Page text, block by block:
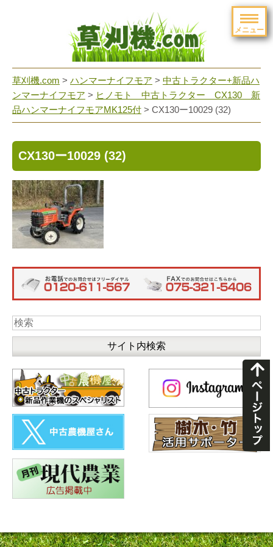
メニュー
草刈機.com > ハンマーナイフモア > 中古トラクター+新品ハ
ンマーナイフモア > ヒノモト 中古トラクター CX130 新
品ハンマーナイフモアMK125付 > CX130ー10029 (32)
CX130ー10029 (32)